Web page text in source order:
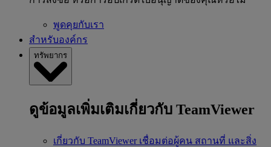
พูดคุยกับเรา
สำหรับองค์กร
ทรัพยากร
ดูข้อมูลเพิ่มเติมเกี่ยวกับ TeamViewer
เกี่ยวกับ TeamViewer เชื่อมต่อผู้คน สถานที่ และสิ่ง